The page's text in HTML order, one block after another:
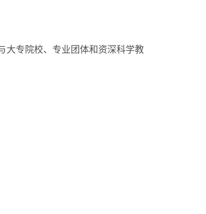
大专院校、专业团体和资深科学教